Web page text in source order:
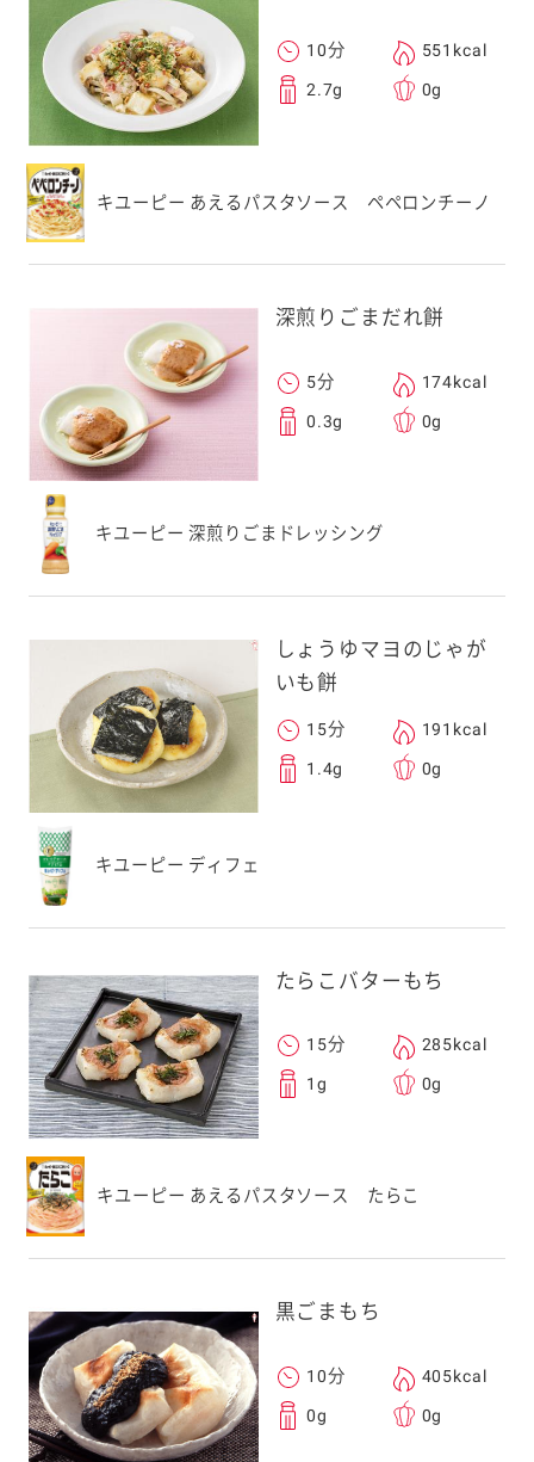
10分 551kcal
2.7g 0g
キユーピー あえるパスタソース ペペロンチーノ
深煎りごまだれ餅
5分 174kcal
0.3g 0g
キユーピー 深煎りごまドレッシング
しょうゆマヨのじゃが
いも餅
15分 191kcal
1.4g 0g
キユーピー ディフェ
たらこバターもち
15分 285kcal
1g 0g
キユーピー あえるパスタソース たらこ
黒ごまもち
10分 405kcal
0g 0g